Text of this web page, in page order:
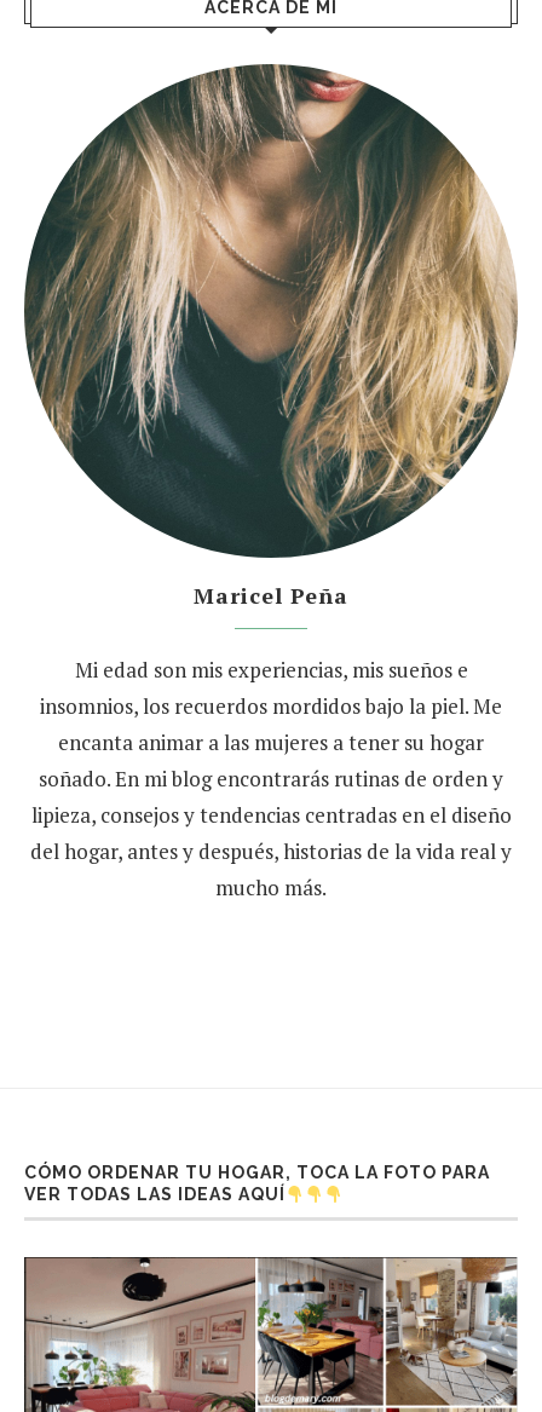
ACERCA DE MÍ
Maricel Peña
Mi edad son mis experiencias, mis sueños e
insomnios, los recuerdos mordidos bajo la piel. Me
encanta animar a las mujeres a tener su hogar
soñado. En mi blog encontrarás rutinas de orden y
lipieza, consejos y tendencias centradas en el diseño
del hogar, antes y después, historias de la vida real y
mucho más.
CÓMO ORDENAR TU HOGAR, TOCA LA FOTO PARA
VER TODAS LAS IDEAS AQUÍ